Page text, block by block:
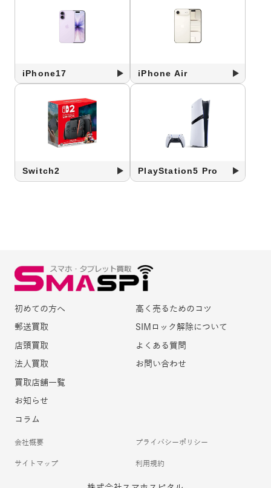
iPhone17 iPhone Air
Switch2 PlayStation5 Pro
初めての方へ
郵送買取
店頭買取
法人買取
買取店舗一覧
お知らせ
コラム
高く売るためのコツ
SIMロック解除について
よくある質問
お問い合わせ
会社概要 プライバシーポリシー
サイトマップ 利用規約